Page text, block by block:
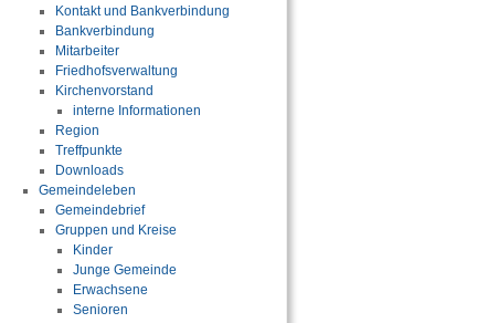
Kontakt und Bankverbindung
Bankverbindung
Mitarbeiter
Friedhofsverwaltung
Kirchenvorstand
interne Informationen
Region
Treffpunkte
Downloads
Gemeindeleben
Gemeindebrief
Gruppen und Kreise
Kinder
Junge Gemeinde
Erwachsene
Senioren